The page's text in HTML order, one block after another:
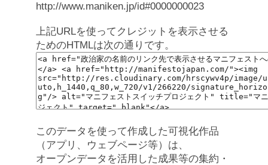
http://www.maniken.jp/id#0000000023
上記URLを使ってクレジットを表示させる
ためのHTMLは次の通りです。
このデータを使って作成した可視化作品
（アプリ、ウェブページ等）は、
オープンデータを活用した成果等の集約・